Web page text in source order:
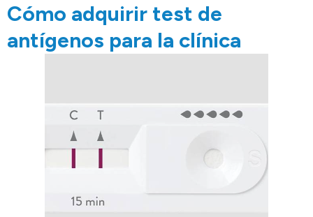
Cómo adquirir test de
antígenos para la clínica